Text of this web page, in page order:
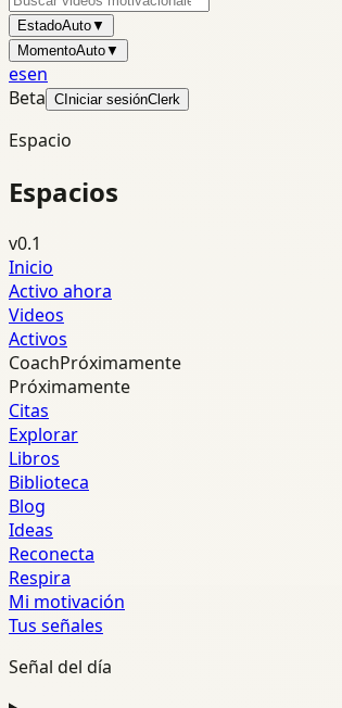
EstadoAuto▼
MomentoAuto▼
esen
Beta C Iniciar sesiónClerk
Espacio
Espacios
v0.1
Inicio
Activo ahora
Videos
Activos
CoachPróximamente
Próximamente
Citas
Explorar
Libros
Biblioteca
Blog
Ideas
Reconecta
Respira
Mi motivación
Tus señales
Señal del día